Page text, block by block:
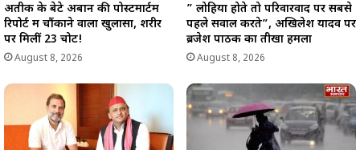
अतीक के बेटे अबान की पोस्टमार्टम
रिपोर्ट में चौंकाने वाला खुलासा, शरीर
पर मिलीं 23 चोटें!
August 8, 2026
” लोहिया होते तो परिवारवाद पर सबसे
पहले सवाल करते”, अखिलेश यादव पर
ब्रजेश पाठक का तीखा हमला
August 8, 2026